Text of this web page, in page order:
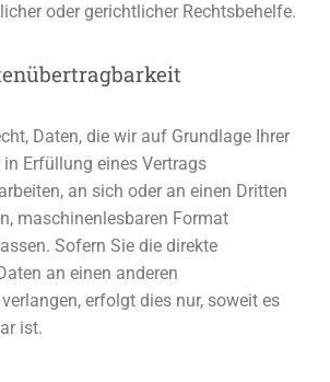
oder gerichtlicher Rechtsbehelfe.
Daten, die wir auf Grundlage Ihrer
Erfüllung eines Vertrags
an sich oder an einen Dritten
maschinenlesbaren Format
Sofern Sie die direkte
an einen anderen
erfolgt dies nur, soweit es
ist.